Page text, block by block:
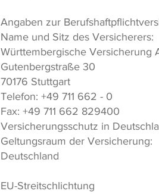
Angaben zur
Name und Sitz des Versicherers:
Württembergische Versicherung
Gutenbergstraße 30
70176 Stuttgart
Telefon: +49 711 662 - 0
Fax: +49 711 662 829400
Versicherungsschutz in
Geltungsraum der Versicherung:
Deutschland
EU-Streitschlichtung